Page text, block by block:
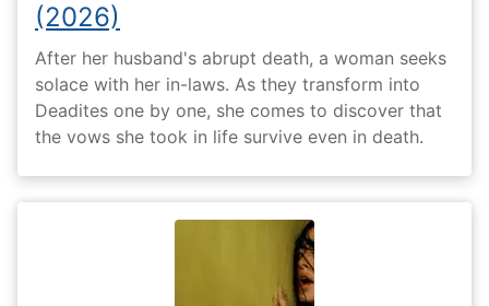
(2026)
After her husband's abrupt death, a woman seeks
solace with her in-laws. As they transform into
Deadites one by one, she comes to discover that
the vows she took in life survive even in death.